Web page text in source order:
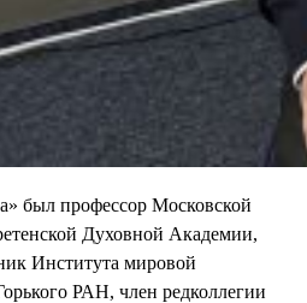
был профессор Московской
Духовной Академии,
Института мировой
РАН, член редколлегии